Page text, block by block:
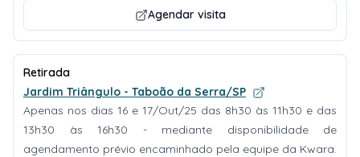
Agendar visita
Retirada
Jardim Triângulo - Taboão da Serra/SP
Apenas nos dias 16 e 17/Out/25 das 8h30 às 11h30 e das
13h30 às 16h30 - mediante disponibilidade de
agendamento prévio encaminhado pela equipe da Kwara.